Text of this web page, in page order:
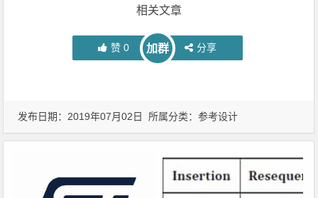
相关文章
赞 0 加群 分享
发布日期：2019年07月02日 所属分类：参考设计